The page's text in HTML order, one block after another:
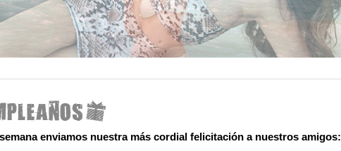
enviamos nuestra más cordial felicitación a nuestros amigos: